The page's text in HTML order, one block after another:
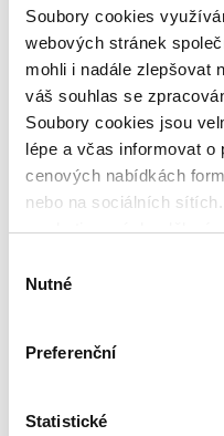
Soubory cookies
webových stránek
mohli i nadále zlepšovat
váš souhlas se
Soubory cookies jsou
lépe a včas informovat o
cenových nabídkách
nebo na sociálních
marketingových sdělení
souhlasu
Nutné
Preferenční
Statistické
Pro vložené video je
Chcete-li vidět
Prostřednictvím